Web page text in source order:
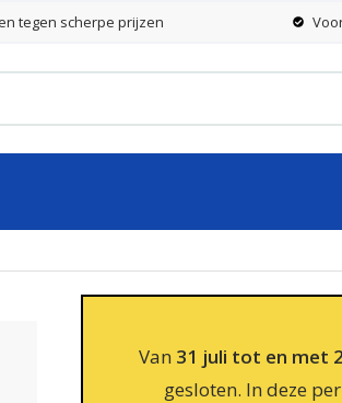
tegen scherpe prijzen
Van 31 juli tot en met
gesloten. In deze